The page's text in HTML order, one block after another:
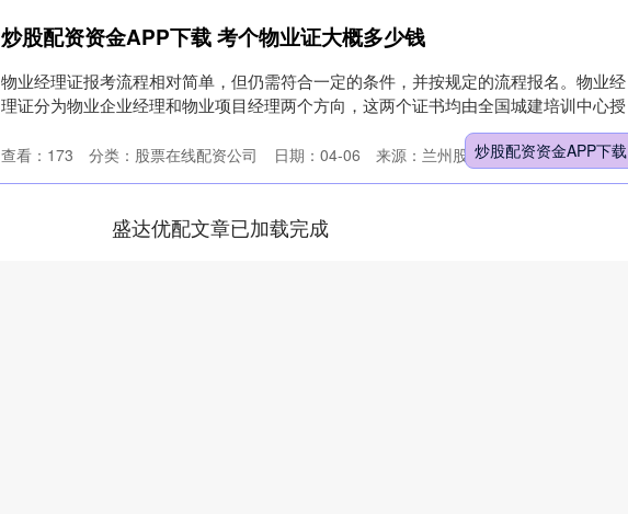
炒股配资资金APP下载 考个物业证大概多少钱
物业经理证报考流程相对简单，但仍需符合一定的条件，并按规定的流程报名。物业经
理证分为物业企业经理和物业项目经理两个方向，这两个证书均由全国城建培训中心授
炒股配资资金APP下载
日期：04-06 来源：兰州股票配资网官网
查看： 173 分类： 股票在线配资公司
盛达优配文章已加载完成